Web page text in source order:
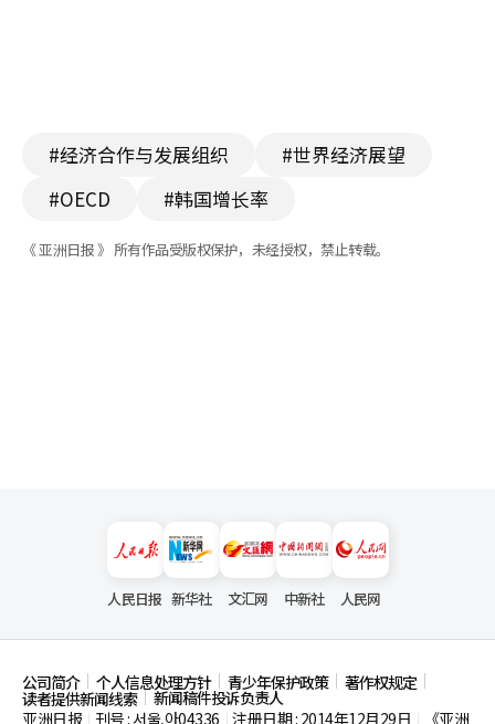
#经济合作与发展组织
#世界经济展望
#OECD
#韩国增长率
《 亚洲日报 》 所有作品受版权保护，未经授权，禁止转载。
人民日报 新华社 文汇网 中新社 人民网
公司简介 个人信息处理方针 青少年保护政策 著作权规定
读者提供新闻线索
新闻稿件投诉负责人
亚洲日报
刊号 : 서울,아04336 注册日期 : 2014年12月29日 《亚洲